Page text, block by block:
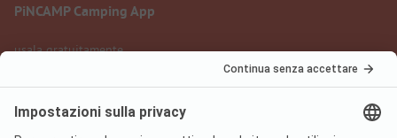
PiNCAMP Camping App
usala gratuitamente